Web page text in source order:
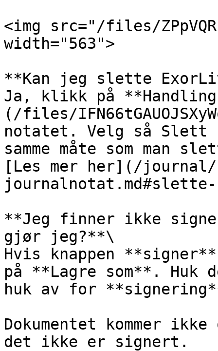
<img src="/files/
width="563">
**Kan jeg slette
Ja, klikk på
(/files/
notatet. Velg så
samme måte som man
[Les mer her](/
**Jeg finner ikke
gjør jeg?**\
Hvis knappen
på **Lagre som**.
huk av for
Dokumentet kommer
det ikke er signert.